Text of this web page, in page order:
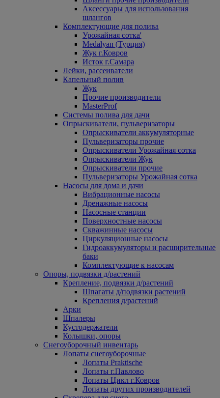
Аксессуары для использования
шлангов
Комплектующие для полива
Урожайная сотка'
Medalyan (Турция)
Жук г.Ковров
Исток г.Самара
Лейки, рассеиватели
Капельный полив
Жук
Прочие производители
MasterProf
Системы полива для дачи
Опрыскиватели, пульверизаторы
Опрыскиватели аккумуляторные
Пульверизаторы прочие
Опрыскиватели Урожайная сотка
Опрыскиватели Жук
Опрыскиватели прочие
Пульверизаторы Урожайная сотка
Насосы для дома и дачи
Вибрационные насосы
Дренажные насосы
Насосные станции
Поверхностные насосы
Скважинные насосы
Циркуляционные насосы
Гидроаккумуляторы и расширительные
баки
Комплектующие к насосам
Опоры, подвязки д/растений
Крепление, подвязки д/растений
Шпагаты д/подвязки растений
Крепления д/растений
Арки
Шпалеры
Кустодержатели
Колышки, опоры
Снегоуборочный инвентарь
Лопаты снегоуборочные
Лопаты Praktische
Лопаты г.Павлово
Лопаты Цикл г.Ковров
Лопаты других производителей